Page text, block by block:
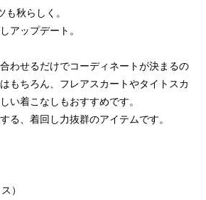
秋らしく。
アップデート。
わせるだけでコーディネートが決まるの
もちろん、フレアスカートやタイトスカ
い着こなしもおすすめです。
る、着回し力抜群のアイテムです。
）